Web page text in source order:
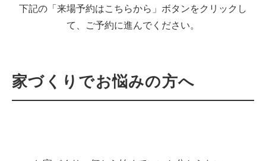
下記の「来場予約はこちらから」ボタンをクリックし
て、ご予約に進んでください。
家づくりでお悩みの方へ